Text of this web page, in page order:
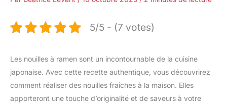
5/5 - (7 votes)
Les nouilles à ramen sont un incontournable de la cuisine
japonaise. Avec cette recette authentique, vous découvrirez
comment réaliser des nouilles fraîches à la maison. Elles
apporteront une touche d’originalité et de saveurs à votre